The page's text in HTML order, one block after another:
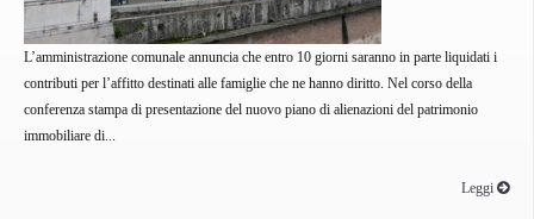
L’amministrazione comunale annuncia che entro 10 giorni saranno in parte liquidati i
contributi per l’affitto destinati alle famiglie che ne hanno diritto. Nel corso della
conferenza stampa di presentazione del nuovo piano di alienazioni del patrimonio
immobiliare di...
Leggi